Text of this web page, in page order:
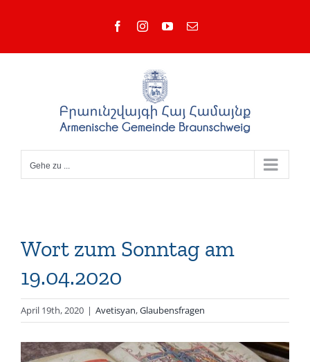
FacebookInstagramYouTube
E-
Gehe zu ...
Wort zum Sonntag am
19.04.2020
April 19th, 2020 | Avetisyan,Glaubensfragen